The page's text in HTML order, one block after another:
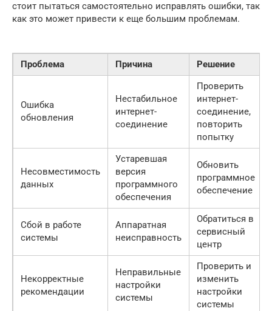
стоит пытаться самостоятельно исправлять ошибки, так
как это может привести к еще большим проблемам.
Проблема Причина Решение
Ошибка
обновления
Нестабильное
интернет-
соединение
Проверить
интернет-
соединение,
повторить
попытку
Несовместимость
данных
Устаревшая
версия
программного
обеспечения
Обновить
программное
обеспечение
Сбой в работе
системы
Аппаратная
неисправность
Обратиться в
сервисный
центр
Некорректные
рекомендации
Неправильные
настройки
системы
Проверить и
изменить
настройки
системы